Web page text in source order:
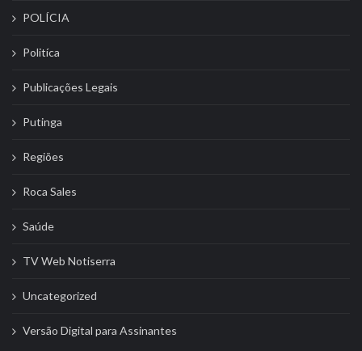
POLÍCIA
Politíca
Publicações Legais
Putinga
Regiões
Roca Sales
Saúde
TV Web Notiserra
Uncategorized
Versão Digital para Assinantes